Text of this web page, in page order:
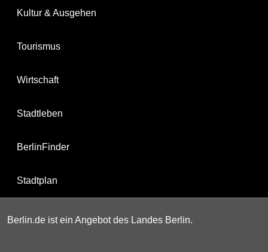
Kultur & Ausgehen
Tourismus
Wirtschaft
Stadtleben
BerlinFinder
Stadtplan
Berlin.de ist ein Angebot des Landes Berlin.